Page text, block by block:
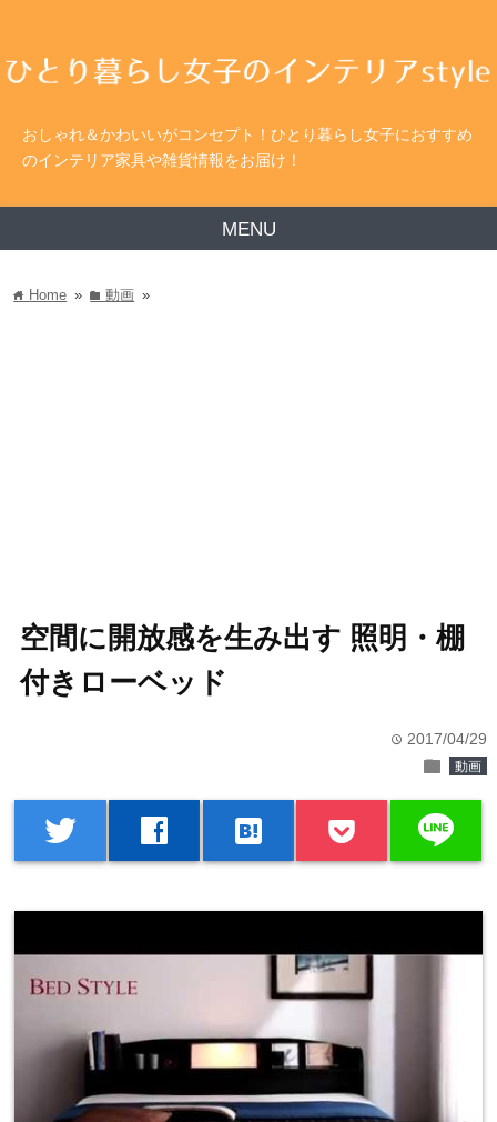
おしゃれ＆かわいいがコンセプト！ひとり暮らし女子におすすめ
のインテリア家具や雑貨情報をお届け！
MENU
home Home » folder動画 »
空間に開放感を生み出す 照明・棚
付きローベッド
time 2017/04/29
folder 動画
twitter facebook hatenabookmark line